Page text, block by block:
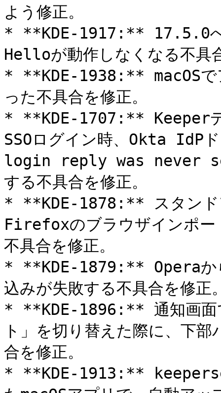
よう修正。
* **KDE-1917:** 17.5.0へ
Helloが動作しなくなる不具
* **KDE-1938:** macOSで
った不具合を修正。
* **KDE-1707:** Keeperデ
SSOログイン時、Okta IdP
login reply was never
する不具合を修正。
* **KDE-1878:** スタンド
Firefoxのブラウザインポー
不具合を修正。
* **KDE-1879:** Operaか
込みが失敗する不具合を修正
* **KDE-1896:** 通知画面
ト」を切り替えた際に、下
合を修正。
* **KDE-1913:**